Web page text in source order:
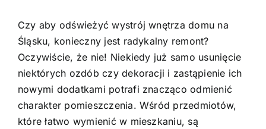
Czy aby odświeżyć wystrój wnętrza domu na
Śląsku, konieczny jest radykalny remont?
Oczywiście, że nie! Niekiedy już samo usunięcie
niektórych ozdób czy dekoracji i zastąpienie ich
nowymi dodatkami potrafi znacząco odmienić
charakter pomieszczenia. Wśród przedmiotów,
które łatwo wymienić w mieszkaniu, są